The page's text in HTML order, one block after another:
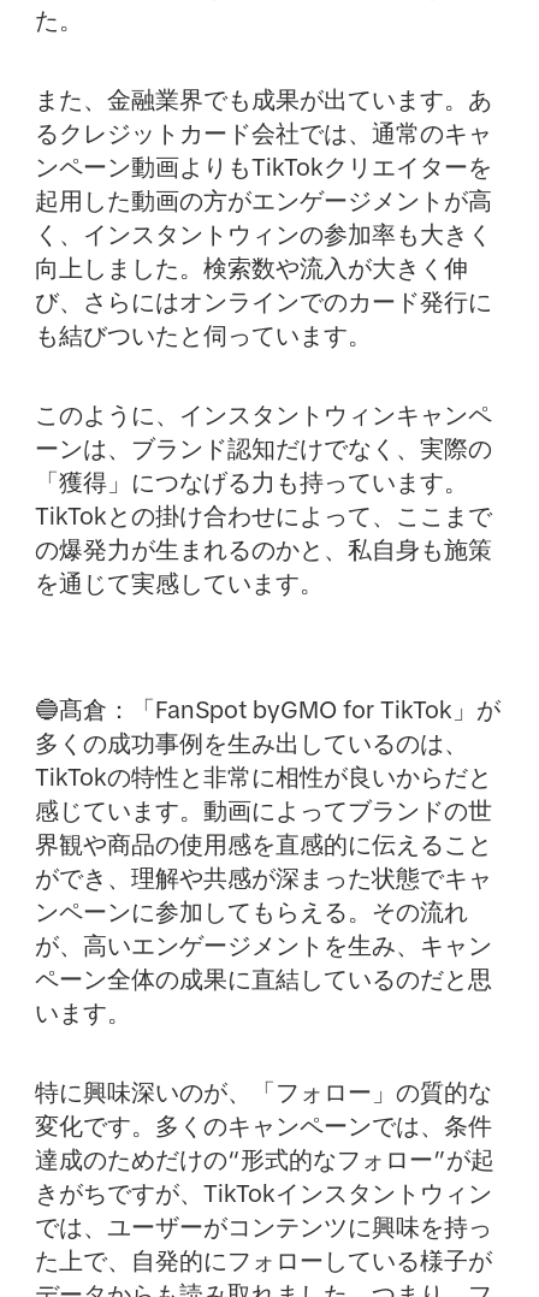
た。
また、金融業界でも成果が出ています。あ
るクレジットカード会社では、通常のキャ
ンペーン動画よりもTikTokクリエイターを
起用した動画の方がエンゲージメントが高
く、インスタントウィンの参加率も大きく
向上しました。検索数や流入が大きく伸
び、さらにはオンラインでのカード発行に
も結びついたと伺っています。
このように、インスタントウィンキャンペ
ーンは、ブランド認知だけでなく、実際の
「獲得」につなげる力も持っています。
TikTokとの掛け合わせによって、ここまで
の爆発力が生まれるのかと、私自身も施策
を通じて実感しています。
🔵髙倉：
「FanSpot byGMO for TikTok」が
多くの成功事例を生み出しているのは、
TikTokの特性と非常に相性が良いからだと
感じています。動画によってブランドの世
界観や商品の使用感を直感的に伝えること
ができ、理解や共感が深まった状態でキャ
ンペーンに参加してもらえる。その流れ
が、高いエンゲージメントを生み、キャン
ペーン全体の成果に直結しているのだと思
います。
特に興味深いのが、「フォロー」の質的な
変化です。多くのキャンペーンでは、条件
達成のためだけの“形式的なフォロー”が起
きがちですが、TikTokインスタントウィン
では、ユーザーがコンテンツに興味を持っ
た上で、自発的にフォローしている様子が